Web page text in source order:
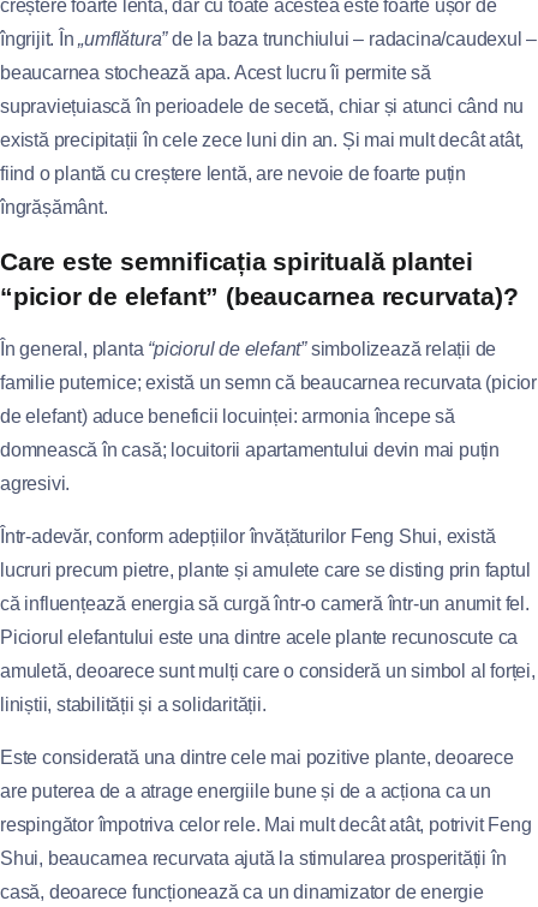
creștere foarte lentă, dar cu toate acestea este foarte ușor de
îngrijit. În„umflătura”de la baza trunchiului – radacina/caudexul –
beaucarnea stochează apa. Acest lucru îi permite să
supraviețuiască în perioadele de secetă, chiar și atunci când nu
există precipitații în cele zece luni din an. Și mai mult decât atât,
fiind o plantă cu creștere lentă, are nevoie de foarte puțin
îngrășământ.
Care este semnificația spirituală plantei
“picior de elefant” (beaucarnea recurvata)?
În general, planta “piciorul de elefant”simbolizează relații de
familie puternice; există un semn că beaucarnea recurvata (picior
de elefant) aduce beneficii locuinței: armonia începe să
domnească în casă; locuitorii apartamentului devin mai puțin
agresivi.
Într-adevăr, conform adepțiilor învățăturilor Feng Shui, există
lucruri precum pietre, plante și amulete care se disting prin faptul
că influențează energia să curgă într-o cameră într-un anumit fel.
Piciorul elefantului este una dintre acele plante recunoscute ca
amuletă, deoarece sunt mulți care o consideră un simbol al forței,
liniștii, stabilității și a solidarității.
Este considerată una dintre cele mai pozitive plante, deoarece
are puterea de a atrage energiile bune și de a acționa ca un
respingător împotriva celor rele. Mai mult decât atât, potrivit Feng
Shui, beaucarnea recurvata ajută la stimularea prosperității în
casă, deoarece funcționează ca un dinamizator de energie